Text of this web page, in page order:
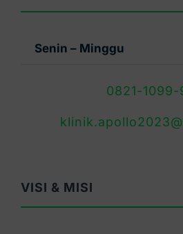
Senin – Minggu
0821-1099-
VISI & MISI